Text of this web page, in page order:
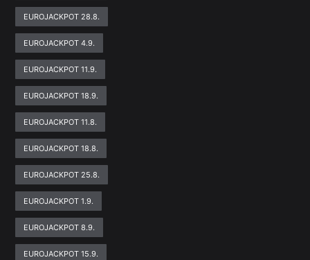
EUROJACKPOT 28.8.
EUROJACKPOT 4.9.
EUROJACKPOT 11.9.
EUROJACKPOT 18.9.
EUROJACKPOT 11.8.
EUROJACKPOT 18.8.
EUROJACKPOT 25.8.
EUROJACKPOT 1.9.
EUROJACKPOT 8.9.
EUROJACKPOT 15.9.